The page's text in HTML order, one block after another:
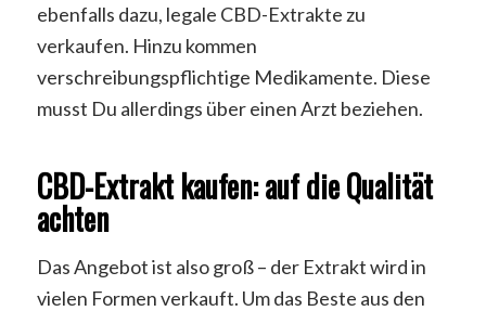
ebenfalls dazu, legale CBD-Extrakte zu
verkaufen. Hinzu kommen
verschreibungspflichtige Medikamente. Diese
musst Du allerdings über einen Arzt beziehen.
CBD-Extrakt kaufen: auf die Qualität
achten
Das Angebot ist also groß – der Extrakt wird in
vielen Formen verkauft. Um das Beste aus den